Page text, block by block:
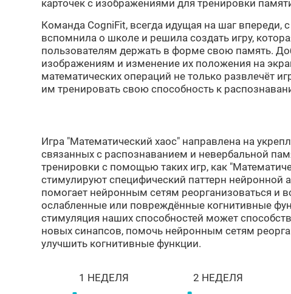
карточек с изображениями для тренировки
Команда CogniFit, всегда идущая на шаг впереди,
вспомнила о школе и решила создать игру,
пользователям держать в форме свою память.
изображениям и изменение их положения на
математических операций не только развлечёт
им тренировать свою способность к
Игра "Математический хаос" направлена на
связанных с распознаванием и невербальной
тренировки с помощью таких игр, как
стимулируют специфический паттерн нейронной
помогает нейронным сетям реорганизоваться и
ослабленные или повреждённые когнитивные
стимуляция наших способностей может
новых синапсов, помочь нейронным сетям
улучшить когнитивные функции.
1 НЕДЕЛЯ 2 НЕДЕЛЯ